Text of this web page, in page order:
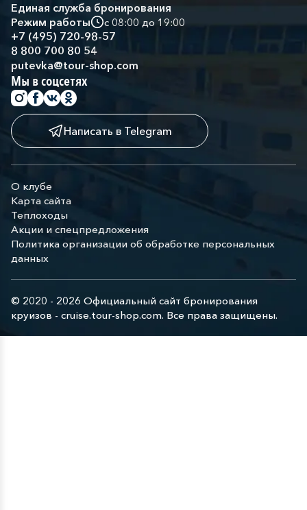
Единая служба бронирования
Режим работы
с 08:00 до 19:00
+7 (495) 720-98-57
8 800 700 80 54
putevka@tour-shop.com
Мы в соцсетях
Написать в Telegram
О клубе
Карта сайта
Теплоходы
Акции и спецпредложения
Политика организации об обработке персональных
данных
© 2020 - 2026 Официальный сайт бронирования
круизов - cruise.tour-shop.com. Все права защищены.